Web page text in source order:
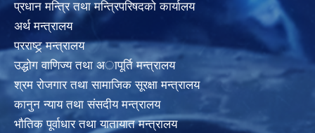
प्रधान मन्त्रि तथा मन्त्रिपरिषदको कार्यालय
अर्थ मन्त्रालय
परराष्ट्र् मन्त्रालय
उद्धोग वाणिज्य तथा अापूर्ति मन्त्रालय
श्रम रोजगार तथा सामाजिक सूरक्षा मन्त्रालय
कानुन न्याय तथा संसदीय मन्त्रालय
भाैतिक पूर्वाधार तथा यातायात मन्त्रालय